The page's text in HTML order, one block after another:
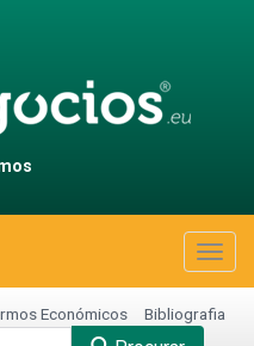
Económicos Bibliografia